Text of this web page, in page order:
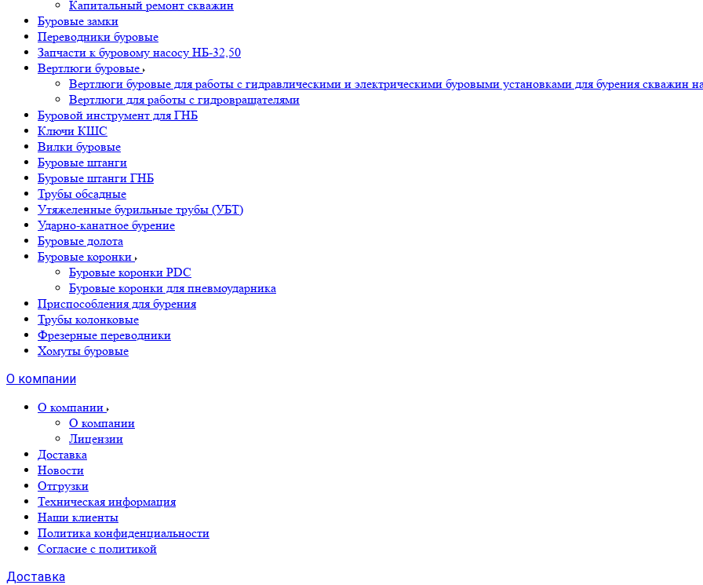
Капитальный ремонт скважин
Буровые замки
Переводники буровые
Запчасти к буровому насосу НБ-32,50
Вертлюги буровые
Вертлюги буровые для работы с гидравлическими и электрическими буровыми установками для бурения скважин
Вертлюги для работы с гидровращателями
Буровой инструмент для ГНБ
Ключи КШС
Вилки буровые
Буровые штанги
Буровые штанги ГНБ
Трубы обсадные
Утяжеленные бурильные трубы (УБТ)
Ударно-канатное бурение
Буровые долота
Буровые коронки
Буровые коронки PDC
Буровые коронки для пневмоударника
Приспособления для бурения
Трубы колонковые
Фрезерные переводники
Хомуты буровые
О компании
О компании
О компании
Лицензии
Доставка
Новости
Отгрузки
Техническая информация
Наши клиенты
Политика конфиденциальности
Согласие с политикой
Доставка